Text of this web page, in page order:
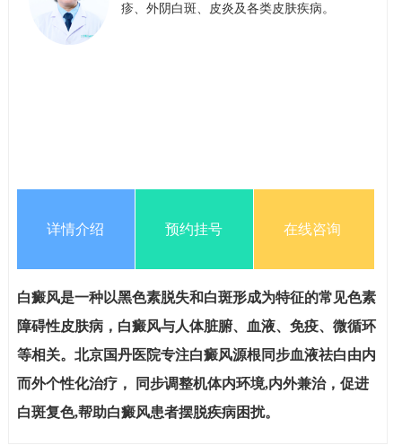
疹、外阴白斑、皮炎及各类皮肤疾病。
详情介绍 预约挂号 在线咨询
白癜风是一种以黑色素脱失和白斑形成为特征的常见色素
障碍性皮肤病，白癜风与人体脏腑、血液、免疫、微循环
等相关。北京国丹医院专注白癜风源根同步血液祛白由内
而外个性化治疗， 同步调整机体内环境,内外兼治，促进
白斑复色,帮助白癜风患者摆脱疾病困扰。